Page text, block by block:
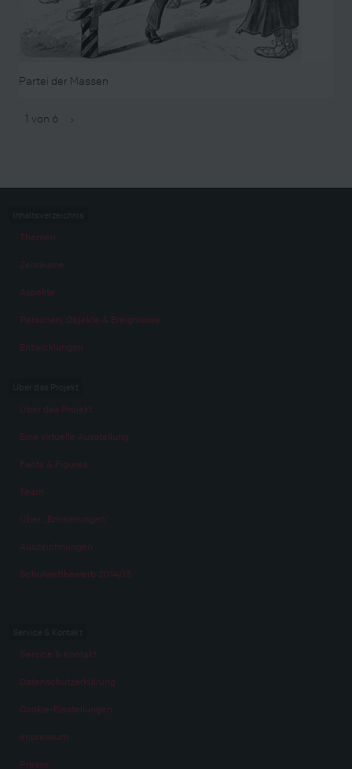
Partei der Massen
1 von 6 ›
Themen
Zeiträume
Aspekte
Personen, Objekte & Ereignissse
Entwicklungen
Über das Projekt
Eine virtuelle Ausstellung
Facts & Figures
Team
Über „Erinnerungen“
Auszeichnungen
Schulwettbewerb 2014/15
Service & Kontakt
Datenschutzerklärung
Cookie-Einstellungen
Impressum
Presse